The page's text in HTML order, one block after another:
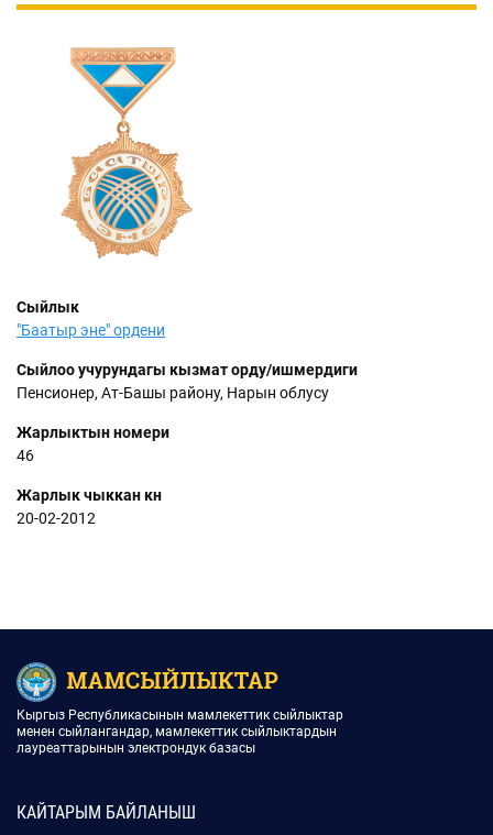
Сыйлык
"Баатыр эне" ордени
Сыйлоо учурундагы кызмат орду/ишмердиги
Пенсионер, Ат-Башы району, Нарын облусу
Жарлыктын номери
46
Жарлык чыккан күнү
20-02-2012
Кыргыз Республикасынын мамлекеттик сыйлыктар
менен сыйлангандар, мамлекеттик сыйлыктардын
лауреаттарынын электрондук базасы
КАЙТАРЫМ БАЙЛАНЫШ